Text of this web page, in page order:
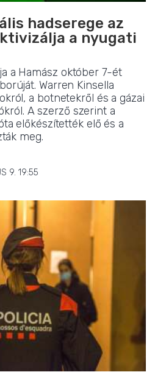
hadserege az
a nyugati
a Hamász október 7-ét
Warren Kinsella
a botnetekről és a gázai
A szerző szerint a
előkészítették elő és a
meg.
9. 19:55